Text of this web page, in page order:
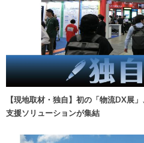
【現地取材・独自】初の「物流DX展
支援ソリューションが集結